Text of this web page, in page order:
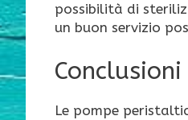
possibilità di
un buon servizio
Le pompe